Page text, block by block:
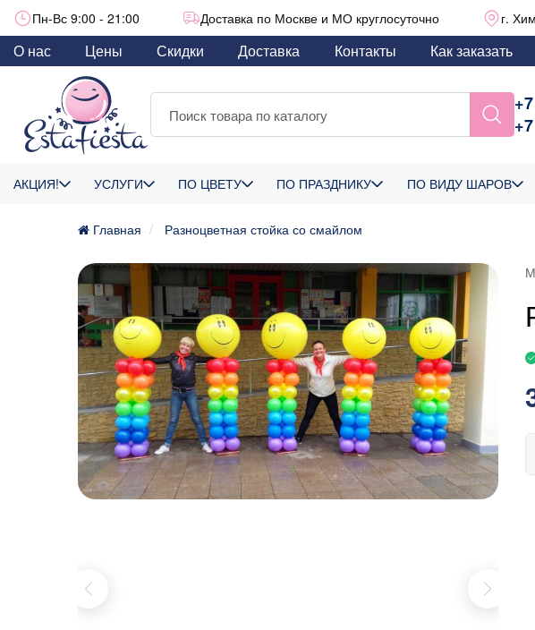
Пн-Вс 9:00 - 21:00 Доставка по Москве и МО круглосуточно г.
О нас Цены Скидки Доставка Контакты Как заказать
АКЦИЯ! УСЛУГИ ПО ЦВЕТУ ПО ПРАЗДНИКУ ПО ВИДУ ШАРОВ
Главная Разноцветная стойка со смайлом